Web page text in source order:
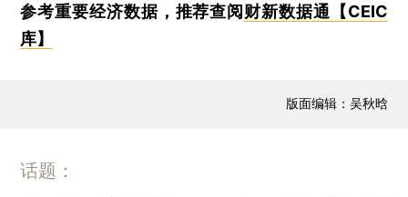
参考重要经济数据，推荐查阅 财新数据通【CEIC
库】
版面编辑：吴秋晗
话题：